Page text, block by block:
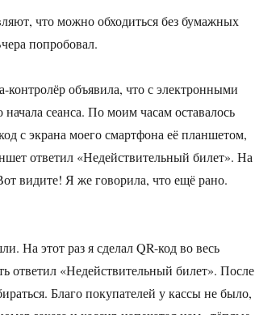
что можно обходиться без бумажных
попробовал.
объявила, что с электронными
сеанса. По моим часам оставалось
с экрана моего смартфона её планшетом,
ответил «Недействительный билет». На
видите! Я же говорила, что ещё рано.
На этот раз я сделал QR-код во весь
ответил «Недействительный билет». После
Благо покупателей у кассы не было,